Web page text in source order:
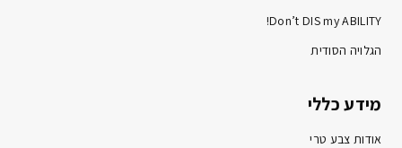
Don’t DIS my ABILITY!
הגלויה הסודית
מידע כללי
אודות צבע טרי